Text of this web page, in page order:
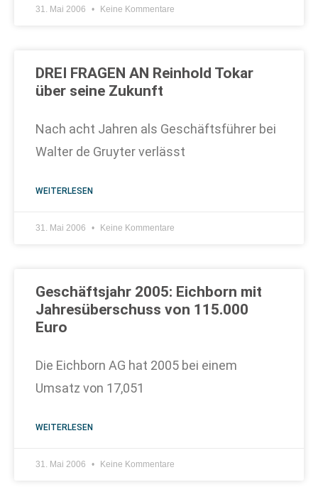
31. Mai 2006 Keine Kommentare
DREI FRAGEN AN Reinhold Tokar
über seine Zukunft
Nach acht Jahren als Geschäftsführer bei
Walter de Gruyter verlässt
WEITERLESEN
31. Mai 2006 Keine Kommentare
Geschäftsjahr 2005: Eichborn mit
Jahresüberschuss von 115.000
Euro
Die Eichborn AG hat 2005 bei einem
Umsatz von 17,051
WEITERLESEN
31. Mai 2006 Keine Kommentare